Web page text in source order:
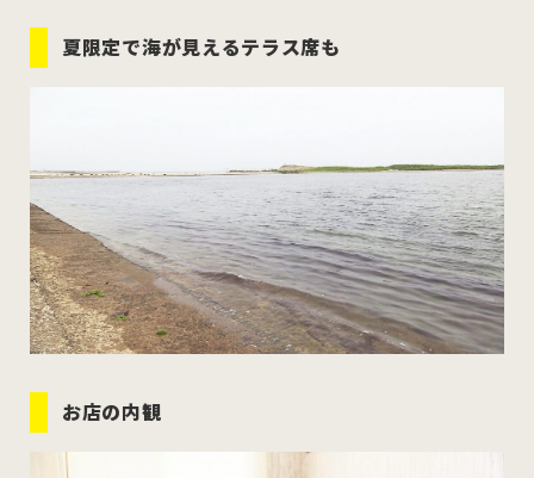
夏限定で海が見えるテラス席も
お店の内観